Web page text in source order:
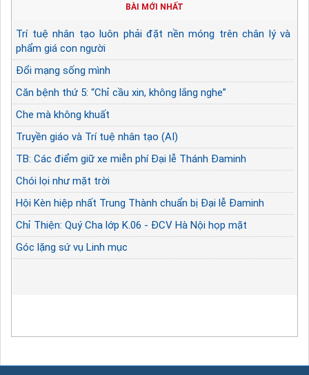
BÀI MỚI NHẤT
Trí tuệ nhân tạo luôn phải đặt nền móng trên chân lý và
phẩm giá con người
Đổi mạng sống mình
Căn bệnh thứ 5: “Chỉ cầu xin, không lắng nghe”
Che mà không khuất
Truyền giáo và Trí tuệ nhân tạo (AI)
TB: Các điểm giữ xe miễn phí Đại lễ Thánh Đaminh
Chói lọi như mặt trời
Hội Kèn hiệp nhất Trung Thành chuẩn bị Đại lễ Đaminh
Chỉ Thiện: Quý Cha lớp K.06 - ĐCV Hà Nội họp mặt
Góc lặng sứ vụ Linh mục